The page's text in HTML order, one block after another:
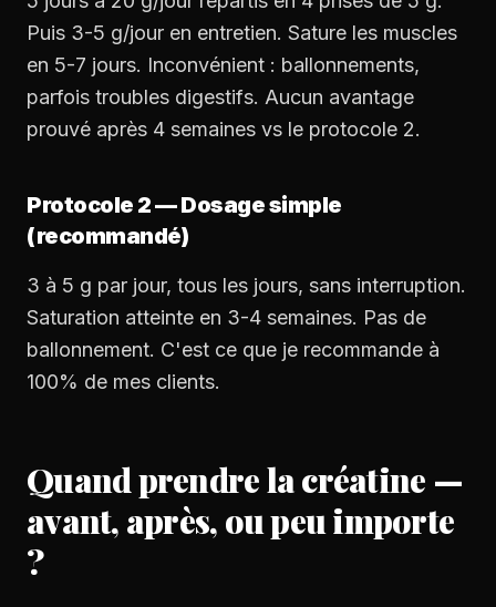
Puis 3-5 g/jour en entretien. Sature les muscles
en 5-7 jours. Inconvénient : ballonnements,
parfois troubles digestifs. Aucun avantage
prouvé après 4 semaines vs le protocole 2.
Protocole 2 — Dosage simple
(recommandé)
3 à 5 g par jour, tous les jours, sans interruption.
Saturation atteinte en 3-4 semaines. Pas de
ballonnement. C'est ce que je recommande à
100% de mes clients.
Quand prendre la créatine —
avant, après, ou peu importe
?